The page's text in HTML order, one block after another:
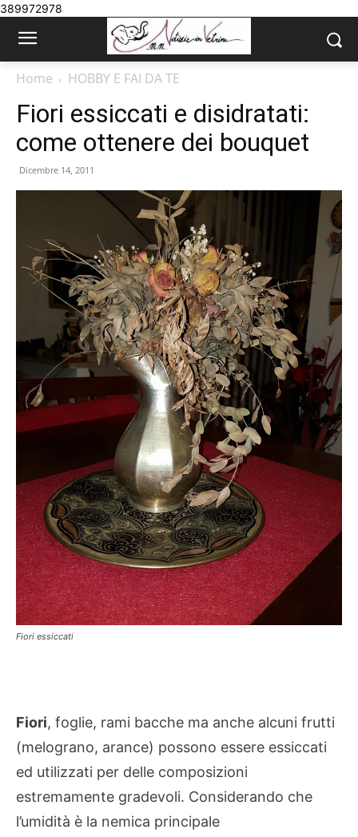
389972978
Home HOBBY E FAI DA TE
Fiori essiccati e disidratati:
come ottenere dei bouquet
Dicembre 14, 2011
Fiori essiccati
Fiori, foglie, rami bacche ma anche alcuni frutti
(melograno, arance) possono essere essiccati
ed utilizzati per delle composizioni
estremamente gradevoli. Considerando che
l’umidità è la nemica principale